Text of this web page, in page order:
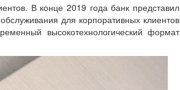
В конце 2019 года банк представил
для корпоративных клиентов
высокотехнологический формат